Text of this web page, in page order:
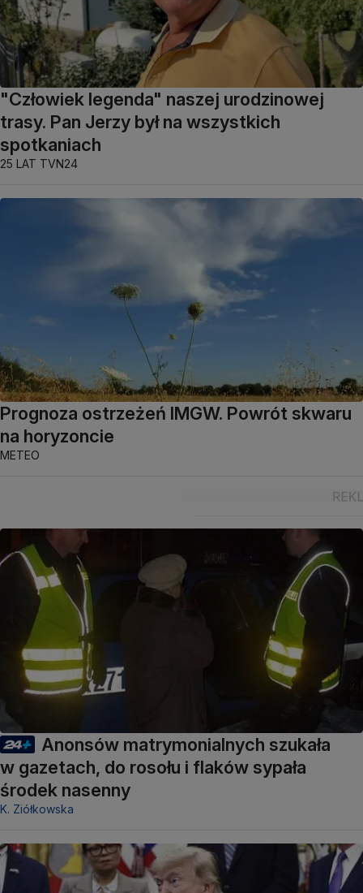
"Człowiek legenda" naszej urodzinowej
trasy. Pan Jerzy był na wszystkich
spotkaniach
25 LAT TVN24
Prognoza ostrzeżeń IMGW. Powrót skwaru
na horyzoncie
METEO
Anonsów matrymonialnych szukała
w gazetach, do rosołu i flaków sypała
środek nasenny
K. Ziółkowska